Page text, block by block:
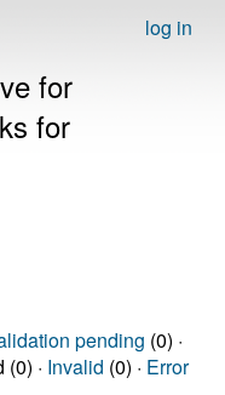
log in
for
for
pending (0) ·
· Invalid (0) · Error